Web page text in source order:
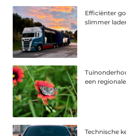
Efficiënter
slimmer
een
Technische